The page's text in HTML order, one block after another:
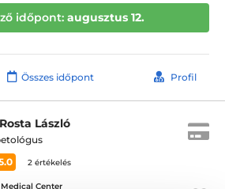
időpont: augusztus 12.
Összes időpont Profil
László
2 értékelés
Medical Center